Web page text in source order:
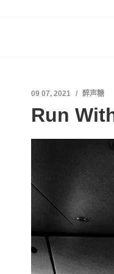
09 07, 2021 醉声糖
Run